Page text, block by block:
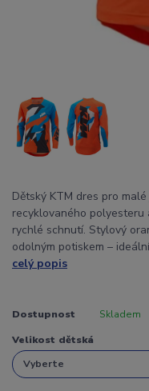
Dětský KTM dres pro
recyklovaného
rychlé schnutí. Stylový
odolným potiskem –
celý popis
Dostupnost Skladem
Velikost dětská